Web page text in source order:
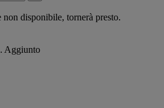
non disponibile, tornerà presto.
Aggiunto